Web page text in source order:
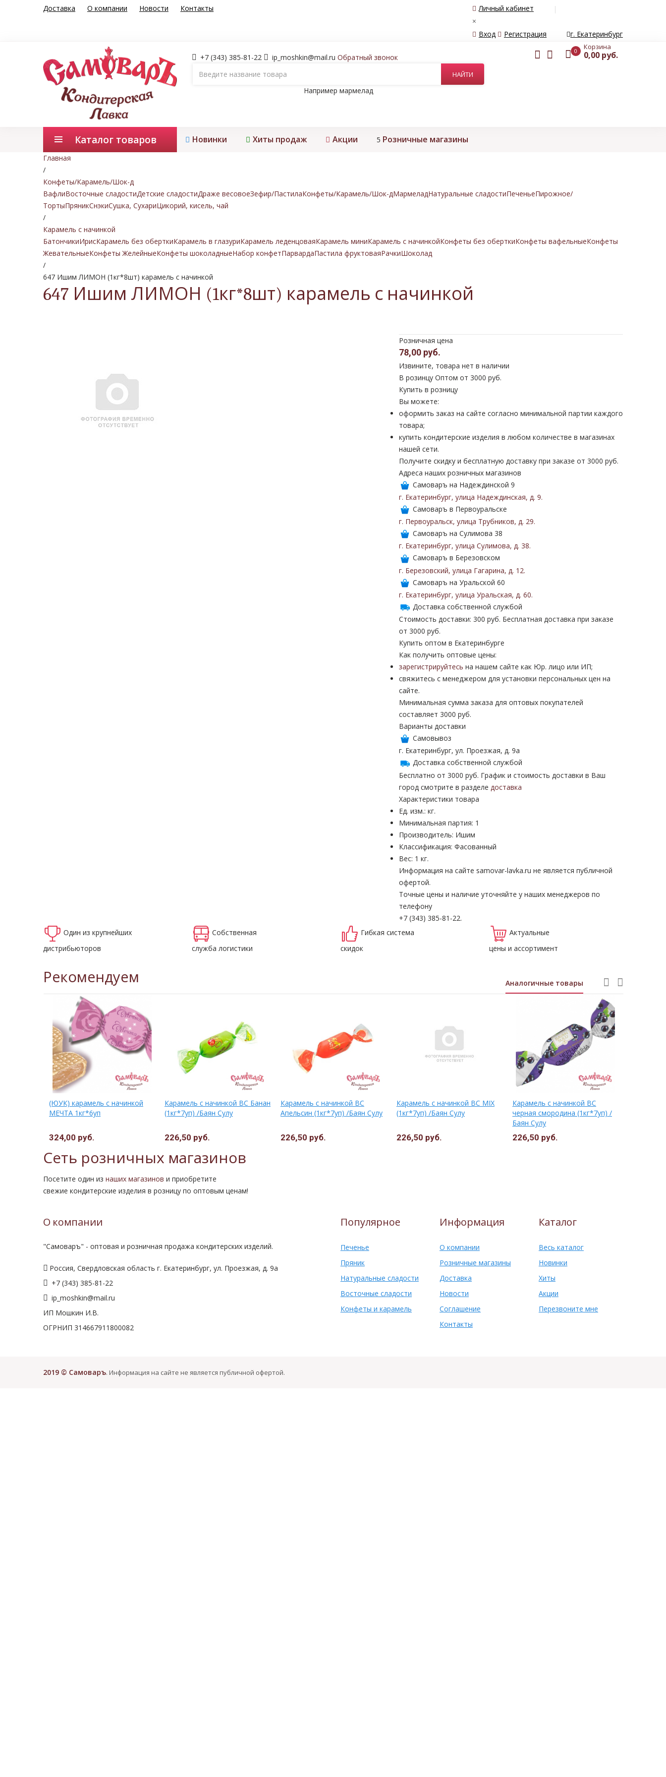
Доставка О компании Новости Контакты
Личный кабинет
×
Вход
Регистрация г. Екатеринбург
+7 (343) 385-81-22 ip_moshkin@mail.ru Обратный звонок
Например мармелад
0 Корзина
0,00 руб.
Каталог товаров Новинки Хиты продаж Акции 5 Розничные магазины
Главная
/
Конфеты/Карамель/Шок-д
ВафлиВосточные сладостиДетские сладостиДраже весовоеЗефир/ПастилаКонфеты/Карамель/Шок-дМармеладНатуральные сладостиПеченьеПирожное/
ТортыПряникСнэкиСушка, СухариЦикорий, кисель, чай
/
Карамель с начинкой
БатончикиИрисКарамель без оберткиКарамель в глазуриКарамель леденцоваяКарамель миниКарамель с начинкойКонфеты без оберткиКонфеты вафельныеКонфеты
ЖевательныеКонфеты ЖелейныеКонфеты шоколадныеНабор конфетПарвардаПастила фруктоваяРачкиШоколад
/
647 Ишим ЛИМОН (1кг*8шт) карамель с начинкой
647 Ишим ЛИМОН (1кг*8шт) карамель с начинкой
Розничная цена
78,00 руб.
Извините, товара нет в наличии
В розинцу Оптом от 3000 руб.
Купить в розницу
Вы можете:
оформить заказ на сайте согласно минимальной партии каждого
товара;
купить кондитерские изделия в любом количестве в магазинах
нашей сети.
Получите скидку и бесплатную доставку при заказе от 3000 руб.
Адреса наших розничных магазинов
Самоваръ на Надеждинской 9
г. Екатеринбург, улица Надеждинская, д. 9.
Самоваръ в Первоуральске
г. Первоуральск, улица Трубников, д. 29.
Самоваръ на Сулимова 38
г. Екатеринбург, улица Сулимова, д. 38.
Самоваръ в Березовском
г. Березовский, улица Гагарина, д. 12.
Самоваръ на Уральской 60
г. Екатеринбург, улица Уральская, д. 60.
Доставка собственной службой
Стоимость доставки: 300 руб. Бесплатная доставка при заказе
от 3000 руб.
Купить оптом в Екатеринбурге
Как получить оптовые цены:
зарегистрируйтесь на нашем сайте как Юр. лицо или ИП;
свяжитесь с менеджером для установки персональных цен на
сайте.
Минимальная сумма заказа для оптовых покупателей
составляет 3000 руб.
Варианты доставки
Самовывоз
г. Екатеринбург, ул. Проезжая, д. 9а
Доставка собственной службой
Бесплатно от 3000 руб. График и стоимость доставки в Ваш
город смотрите в разделе доставка
Характеристики товара
Ед. изм.: кг.
Минимальная партия: 1
Производитель: Ишим
Классификация: Фасованный
Вес: 1 кг.
Информация на сайте samovar-lavka.ru не является публичной
офертой.
Точные цены и наличие уточняйте у наших менеджеров по
телефону
+7 (343) 385-81-22.
Один из крупнейших
дистрибьюторов
Собственная
служба логистики
Гибкая система
скидок
Актуальные
цены и ассортимент
Рекомендуем Аналогичные товары
(ЮУК) карамель с начинкой
МЕЧТА 1кг*6уп
324,00 руб.
Карамель с начинкой ВС Банан
(1кг*7уп) /Баян Сулу
226,50 руб.
Карамель с начинкой ВС
Апельсин (1кг*7уп) /Баян Сулу
226,50 руб.
Карамель с начинкой ВС MIX
(1кг*7уп) /Баян Сулу
226,50 руб.
Карамель с начинкой ВС
черная смородина (1кг*7уп) /
Баян Сулу
226,50 руб.
Сеть розничных магазинов
Посетите один из наших магазинов и приобретите
свежие кондитерские изделия в розницу по оптовым ценам!
О компании
"Самоваръ" - оптовая и розничная продажа кондитерских изделий.
Россия, Свердловская область г. Екатеринбург, ул. Проезжая, д. 9а
+7 (343) 385-81-22
ip_moshkin@mail.ru
ИП Мошкин И.В.
ОГРНИП 314667911800082
Популярное
Печенье
Пряник
Натуральные сладости
Восточные сладости
Конфеты и карамель
Информация
О компании
Розничные магазины
Доставка
Новости
Соглашение
Контакты
Каталог
Весь каталог
Новинки
Хиты
Акции
Перезвоните мне
2019 © Самоваръ. Информация на сайте не является публичной офертой.